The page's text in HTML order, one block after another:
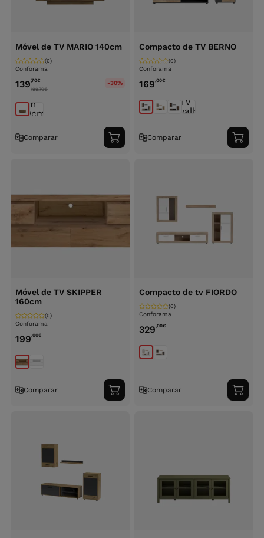
Móvel de TV MARIO 140cm
Conforama
(0)
139,70€
199.70€
-30%
Comparar
Adicionar
ao
Compacto de TV BERNO
Conforama
(0)
169,00€
Comparar
ao
Móvel de TV SKIPPER
160cm
Conforama
(0)
199,00€
Comparar
Adicionar
ao
Compacto de tv FIORDO
Conforama
(0)
329,00€
Comparar
ao